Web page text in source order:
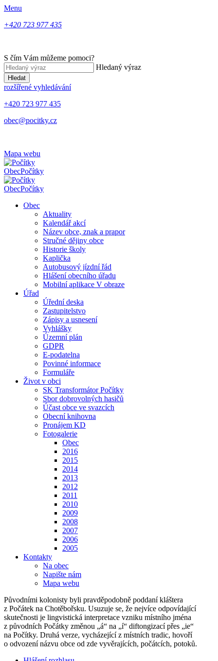
Menu
+420 723 977 435
S čím Vám můžeme pomoci?
Hledaný výraz
Hledat
rozšířené vyhledávání
+420 723 977 435
obec@pocitky.cz
Mapa webu
ObecPočítky
ObecPočítky
Obec
Aktuality
Kalendář akcí
Název obce, znak a prapor
Stručné dějiny obce
Historie školy
Kaplička
Autobusový jízdní řád
Hlášení obecního úřadu
Mobilní aplikace V obraze
Úřad
Úřední deska
Zastupitelstvo
Zápisy a usnesení
Vyhlášky
Územní plán
GDPR
E-podatelna
Povinné informace
Formuláře
Život v obci
SK Transformátor Počítky
Sbor dobrovolných hasičů
Účast obce ve svazcích
Obecní knihovna
Pronájem KD
Fotogalerie
Obec
2016
2015
2014
2013
2012
2011
2010
2009
2008
2007
2006
2005
Kontakty
Na obec
Napište nám
Mapa webu
Původními kolonisty byli pravděpodobně poddaní kláštera
z Počátek na Chotěbořsku. Usuzuje se, že nejvíce odpovídající
skutečnosti je lingvistická interpretace vzniku místního jména
z původních Počátky změnou „á“ na „í“ diftongizací přes „ie“
na Počítky. Druhá verze, vycházející z místních tradic, hovoří
o odvození názvu obce od zde vyvěrajících, počátcích, potoků.